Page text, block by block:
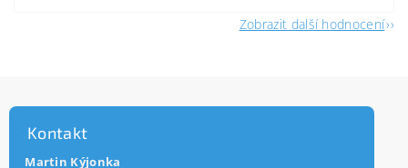
Zobrazit další hodnocení
Kontakt
Martin Kýjonka